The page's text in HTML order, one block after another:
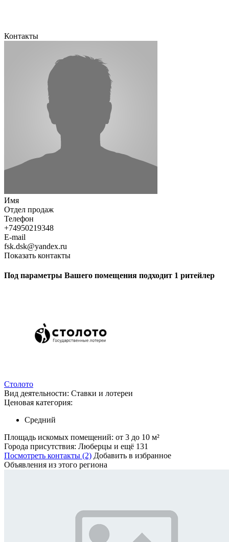
Контакты
Имя
Отдел продаж
Телефон
+74950219348
E-mail
fsk.dsk@yandex.ru
Показать контакты
Под параметры Вашего помещения подходит 1 ритейлер
Столото
Вид деятельности: Ставки и лотереи
Ценовая категория:
Средний
Площадь искомых помещений: от 3 до 10 м²
Города присутствия: Люберцы и ещё 131
Посмотреть контакты (2) Добавить в избранное
Объявления из этого региона